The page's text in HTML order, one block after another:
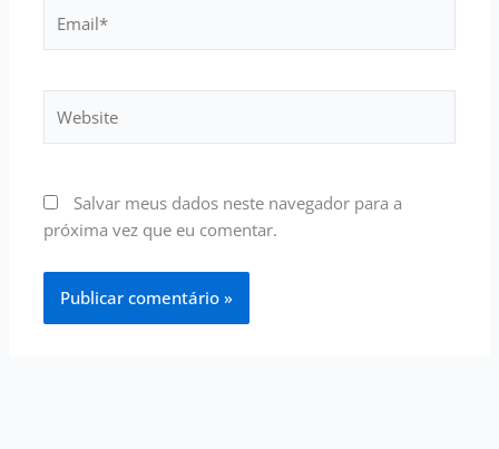
Salvar meus dados neste navegador para a
próxima vez que eu comentar.